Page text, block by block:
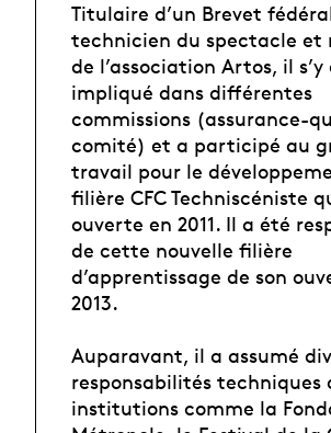
Titulaire d’un Brevet
technicien du spectacle et
de l’association Artos, il s’y
impliqué dans différentes
commissions (assurance-
comité) et a participé au
travail pour le
filière CFC Techniscéniste
ouverte en 2011. Il a été
de cette nouvelle filière
d’apprentissage de son
2013.
Auparavant, il a assumé
responsabilités techniques
institutions comme la